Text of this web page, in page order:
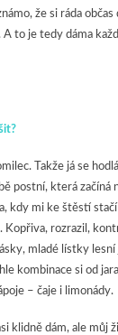
že si ráda občas
to je tedy dáma
Takže já se
postní, která začíná
kdy mi ke štěstí stačí
Kopřiva, rozrazil,
mladé lístky lesní
kombinace si od
– čaje i limonády.
klidně dám, ale můj